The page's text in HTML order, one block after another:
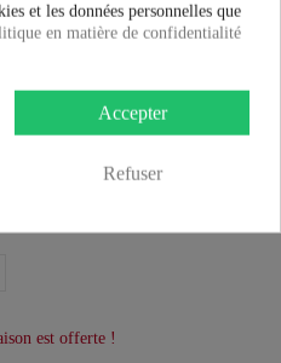
est offerte !
et les données personnelles que
en matière de confidentialité
Accepter
Refuser